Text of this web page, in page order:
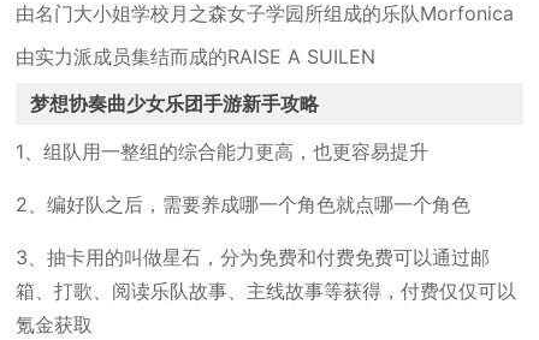
由名门大小姐学校月之森女子学园所组成的乐队Morfonica
由实力派成员集结而成的RAISE A SUILEN
梦想协奏曲少女乐团手游新手攻略
1、组队用一整组的综合能力更高，也更容易提升
2、编好队之后，需要养成哪一个角色就点哪一个角色
3、抽卡用的叫做星石，分为免费和付费免费可以通过邮
箱、打歌、阅读乐队故事、主线故事等获得，付费仅仅可以
氪金获取